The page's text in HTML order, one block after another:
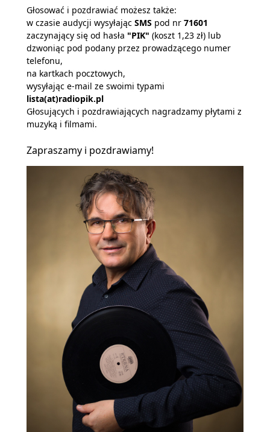
Głosować i pozdrawiać możesz także:
w czasie audycji wysyłając SMS pod nr 71601
zaczynający się od hasła "PIK" (koszt 1,23 zł) lub
dzwoniąc pod podany przez prowadzącego numer
telefonu,
na kartkach pocztowych,
wysyłając e-mail ze swoimi typami
lista(at)radiopik.pl
Głosujących i pozdrawiających nagradzamy płytami z
muzyką i filmami.
Zapraszamy i pozdrawiamy!